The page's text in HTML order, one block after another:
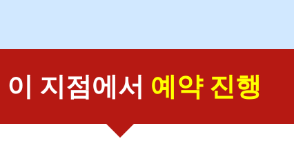
이 지점에서 예약 진행